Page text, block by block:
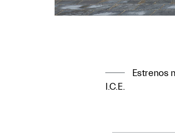
Estrenos
I.C.E.